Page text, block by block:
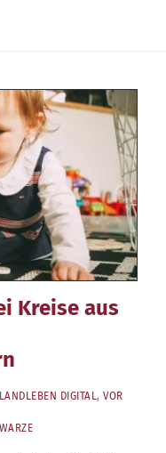
Kreise aus
LANDLEBEN DIGITAL , VOR